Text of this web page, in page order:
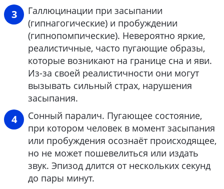
Галлюцинации при засыпании
(гипнагогические) и пробуждении
(гипнопомпические). Невероятно яркие,
реалистичные, часто пугающие образы,
которые возникают на границе сна и яви.
Из-за своей реалистичности они могут
вызывать сильный страх, нарушения
засыпания.
Сонный паралич. Пугающее состояние,
при котором человек в момент засыпания
или пробуждения осознаёт происходящее,
но не может пошевелиться или издать
звук. Эпизод длится от нескольких секунд
до пары минут.